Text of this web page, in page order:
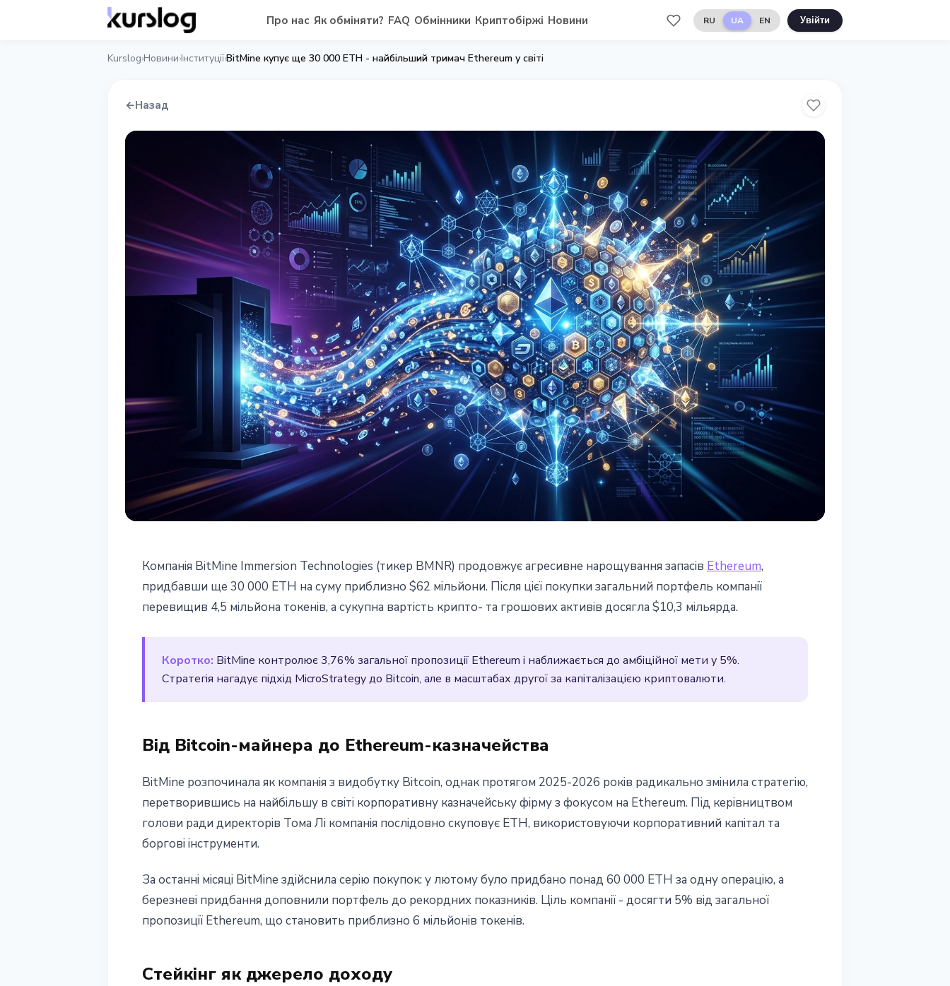
Про нас Як обміняти? FAQ Обмінники Криптобіржі Новини RU UA EN Увійти
Kurslog›Новини›Інституції›BitMine купує ще 30 000 ETH - найбільший тримач Ethereum у світі
←Назад
BitMine купує ще 30 000 ETH і закріплює
позицію найбільшого тримача
Наталія Дорофєєва
Компанія BitMine Immersion Technologies (тикер BMNR) продовжує агресивне нарощування запасів Ethereum,
придбавши ще 30 000 ETH на суму приблизно $62 мільйони. Після цієї покупки загальний портфель компанії
перевищив 4,5 мільйона токенів, а сукупна вартість крипто- та грошових активів досягла $10,3 мільярда.
Коротко: BitMine контролює 3,76% загальної пропозиції Ethereum і наближається до амбіційної мети у 5%.
Стратегія нагадує підхід MicroStrategy до Bitcoin, але в масштабах другої за капіталізацією криптовалюти.
Від Bitcoin-майнера до Ethereum-казначейства
BitMine розпочинала як компанія з видобутку Bitcoin, однак протягом 2025-2026 років радикально змінила стратегію,
перетворившись на найбільшу в світі корпоративну казначейську фірму з фокусом на Ethereum. Під керівництвом
голови ради директорів Тома Лі компанія послідовно скуповує ETH, використовуючи корпоративний капітал та
боргові інструменти.
За останні місяці BitMine здійснила серію покупок: у лютому було придбано понад 60 000 ETH за одну операцію, а
березневі придбання доповнили портфель до рекордних показників. Ціль компанії - досягти 5% від загальної
пропозиції Ethereum, що становить приблизно 6 мільйонів токенів.
Стейкінг як джерело доходу